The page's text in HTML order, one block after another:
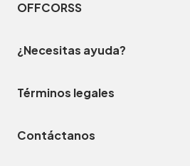
OFFCORSS
¿Necesitas ayuda?
Términos legales
Contáctanos